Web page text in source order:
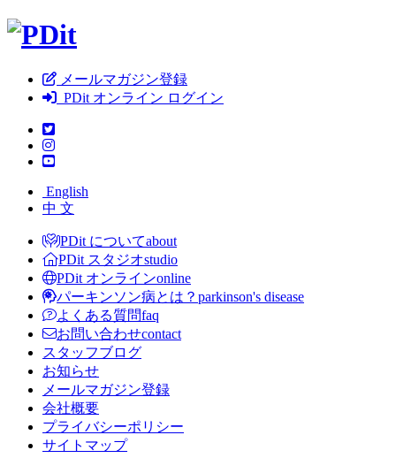
メールマガジン登録
PDit オンライン ログイン
English
中 文
PDit についてabout
PDit スタジオstudio
PDit オンラインonline
パーキンソン病とは？ parkinson's disease
よくある質問faq
お問い合わせcontact
スタッフブログ
お知らせ
メールマガジン登録
会社概要
プライバシーポリシー
サイトマップ